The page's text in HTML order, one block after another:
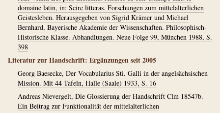
domaine latin, in: Scire litteras. Forschungen zum mittelalterlichen
Geistesleben. Herausgegeben von Sigrid Krämer und Michael
Bernhard, Bayerische Akademie der Wissenschaften. Philosophisch-
Historische Klasse. Abhandlungen. Neue Folge 99, München 1988, S.
398
Literatur zur Handschrift: Ergänzungen seit 2005
Georg Baesecke, Der Vocabularius Sti. Galli in der angelsächsischen
Mission. Mit 44 Tafeln, Halle (Saale) 1933, S. 16
Andreas Nievergelt, Die Glossierung der Handschrift Clm 18547b.
Ein Beitrag zur Funktionalität der mittelalterlichen